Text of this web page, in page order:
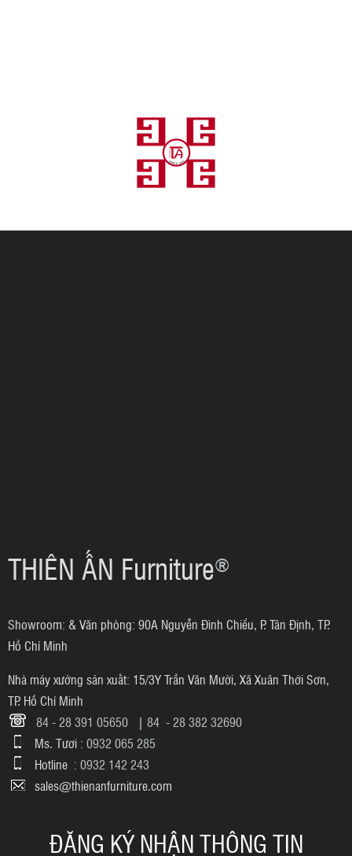
THIÊN ẤN Furniture®
Showroom: & Văn phòng: 90A Nguyễn Đình Chiểu, P. Tân Định, TP.
Hồ Chí Minh
Nhà máy xưởng sản xuất: 15/3Y Trần Văn Mười, Xã Xuân Thới Sơn,
TP. Hồ Chí Minh
84 - 28 391 05650 | 84 - 28 382 32690
Ms. Tươi : 0932 065 285
Hotline : 0932 142 243
sales@thienanfurniture.com
ĐĂNG KÝ NHẬN THÔNG TIN